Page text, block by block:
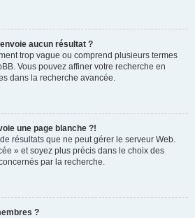
aucun résultat ?
trop vague ou comprend plusieurs termes
Vous pouvez affiner votre recherche en
dans la recherche avancée.
une page blanche ?!
résultats que ne peut gérer le serveur Web.
» et soyez plus précis dans le choix des
par la recherche.
?